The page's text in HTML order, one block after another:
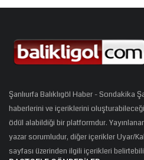
Şanlıurfa Balıklıgöl Haber - Sondakika
haberlerini ve içeriklerini
ödül alabildiği bir platformdur.
yazar sorumludur, diğer içerikler Uyar/
sayfası üzerinden ilgili içerikleri